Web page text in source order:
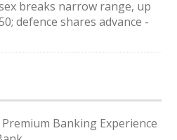
breaks narrow range, up
defence shares advance -
Banking Experience